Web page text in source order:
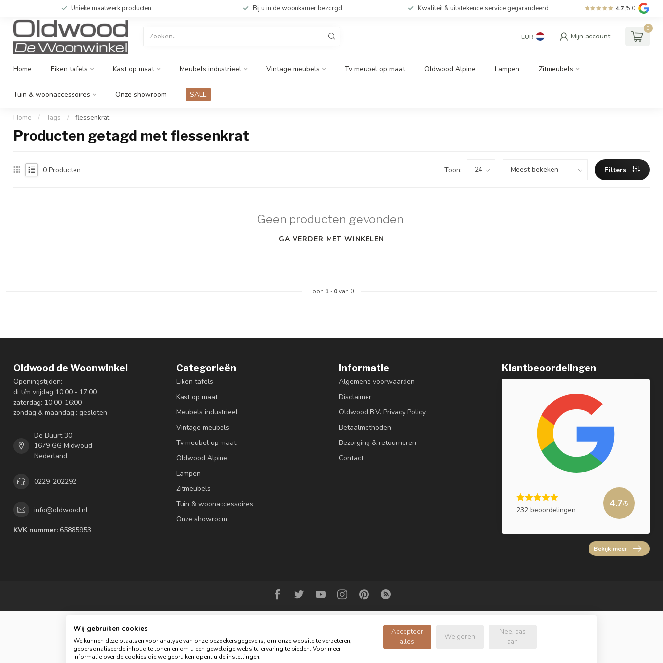
Unieke maatwerk producten Bij u in de woonkamer bezorgd Kwaliteit & uitstekende service gegarandeerd 4.7 /5.0
EUR Mijn account
0
Home Eiken tafels Kast op maat Meubels industrieel Vintage meubels Tv meubel op maat Oldwood Alpine Lampen Zitmeubels
Tuin & woonaccessoires Onze showroom SALE
Home / Tags / flessenkrat
Producten getagd met flessenkrat
0 Producten Toon: Filters
Geen producten gevonden!
GA VERDER MET WINKELEN
Toon 1 - 0van 0
Oldwood de Woonwinkel
Openingstijden:
di t/m vrijdag 10:00 - 17:00
zaterdag: 10:00-16:00
zondag & maandag : gesloten
De Buurt 30
1679 GG Midwoud
Nederland
0229-202292
info@oldwood.nl
KVK nummer: 65885953
Categorieën
Eiken tafels
Kast op maat
Meubels industrieel
Vintage meubels
Tv meubel op maat
Oldwood Alpine
Lampen
Zitmeubels
Tuin & woonaccessoires
Onze showroom
Informatie
Algemene voorwaarden
Disclaimer
Oldwood B.V. Privacy Policy
Betaalmethoden
Bezorging & retourneren
Contact
Klantbeoordelingen
232 beoordelingen
4.7/5
Bekijk meer
© Copyright 2026 Oldwood de Woonwinkel - Powered by
Wij gebruiken cookies
We kunnen deze plaatsen voor analyse van onze bezoekersgegevens, om onze website te verbeteren,
gepersonaliseerde inhoud te tonen en om u een geweldige website-ervaring te bieden. Voor meer
informatie over de cookies die we gebruiken opent u de instellingen.
Accepteer
alles
Weigeren
Nee, pas
aan